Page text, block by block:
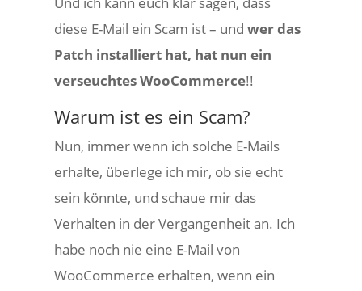
diese E-Mail ein Scam ist – undwer das
Patch installiert hat, hat nun ein
verseuchtes WooCommerce!!
Warum ist es ein Scam?
Nun, immer wenn ich solche E-Mails
erhalte, überlege ich mir, ob sie echt
sein könnte, und schaue mir das
Verhalten in der Vergangenheit an. Ich
habe noch nie eine E-Mail von
WooCommerce erhalten, wenn ein